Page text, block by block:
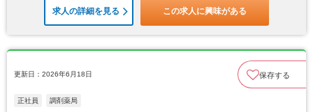
求人の詳細を見る この求人に興味がある
更新日：2026年6月18日 保存する
正社員 調剤薬局